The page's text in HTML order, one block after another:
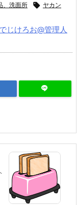
、洗面所  ヤカン
でじけろお@管理人